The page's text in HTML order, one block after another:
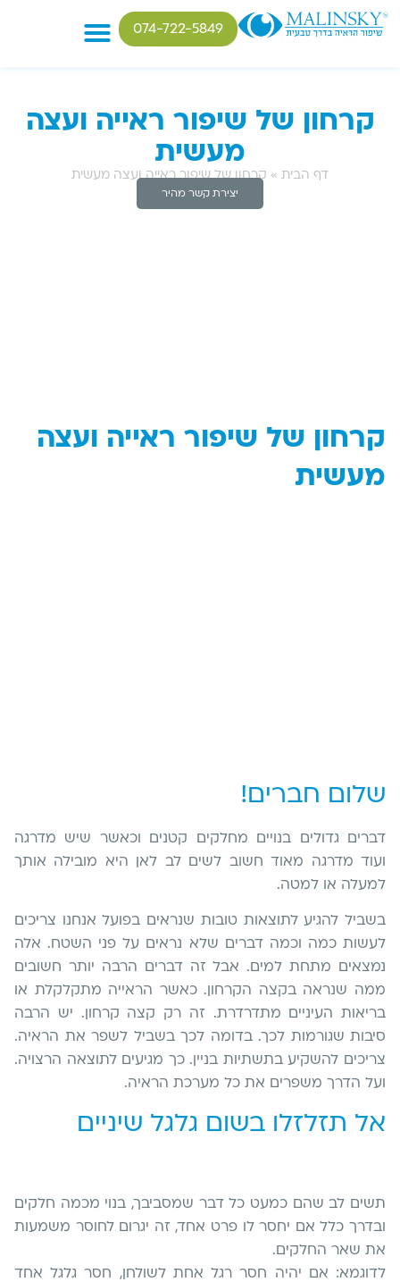
074-722-5849
קרחון של שיפור ראייה ועצה
מעשית
דף הבית » קרחון של שיפור ראייה ועצה מעשית
יצירת קשר מהיר
קרחון של שיפור ראייה ועצה
מעשית
שלום חברים!
דברים גדולים בנויים מחלקים קטנים וכאשר שיש מדרגה
ועוד מדרגה מאוד חשוב לשים לב לאן היא מובילה אותך
למעלה או למטה.
בשביל להגיע לתוצאות טובות שנראים בפועל אנחנו צריכים
לעשות כמה וכמה דברים שלא נראים על פני השטח. אלה
נמצאים מתחת למים. אבל זה דברים הרבה יותר חשובים
ממה שנראה בקצה הקרחון. כאשר הראייה מתקלקלת או
בריאות העיניים מתדרדרת. זה רק קצה קרחון. יש הרבה
סיבות שגורמות לכך. בדומה לכך בשביל לשפר את הראיה.
צריכים להשקיע בתשתיות בניין. כך מגיעים לתוצאה הרצויה.
ועל הדרך משפרים את כל מערכת הראיה.
אל תזלזלו בשום גלגל שיניים
תשים לב שהם כמעט כל דבר שמסביבך, בנוי מכמה חלקים
ובדרך כלל אם יחסר לו פרט אחד, זה יגרום לחוסר משמעות
את שאר החלקים.
לדוגמא: אם יהיה חסר רגל אחת לשולחן, חסר גלגל אחד